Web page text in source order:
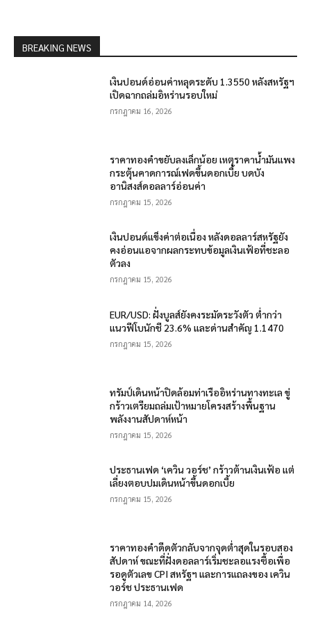
BREAKING NEWS
เงินปอนด์อ่อนค่าหลุดระดับ 1.3550 หลังสหรัฐฯ
เปิดฉากถล่มอิหร่านรอบใหม่
กรกฎาคม 16, 2026
ราคาทองคำขยับลงเล็กน้อย เหตุราคาน้ำมันแพง
กระตุ้นคาดการณ์เฟดขึ้นดอกเบี้ย บดบัง
อานิสงส์ดอลลาร์อ่อนค่า
กรกฎาคม 15, 2026
เงินปอนด์แข็งค่าต่อเนื่อง หลังดอลลาร์สหรัฐยัง
คงอ่อนแอจากผลกระทบข้อมูลเงินเฟ้อที่ชะลอ
ตัวลง
กรกฎาคม 15, 2026
EUR/USD: ฝั่งบูลส์ยังคงระมัดระวังตัว ต่ำกว่า
แนวฟีโบนักชี 23.6% และด่านสำคัญ 1.1470
กรกฎาคม 15, 2026
ทรัมป์เดินหน้าปิดล้อมท่าเรืออิหร่านทางทะเล ขู่
กร้าวเตรียมถล่มเป้าหมายโครงสร้างพื้นฐาน
พลังงานสัปดาห์หน้า
กรกฎาคม 15, 2026
ประธานเฟด ‘เควิน วอร์ช’ กร้าวต้านเงินเฟ้อ แต่
เลี่ยงตอบปมเดินหน้าขึ้นดอกเบี้ย
กรกฎาคม 15, 2026
ราคาทองคำดีดตัวกลับจากจุดต่ำสุดในรอบสอง
สัปดาห์ ขณะที่ฝั่งดอลลาร์เริ่มชะลอแรงซื้อเพื่อ
รอดูตัวเลข CPI สหรัฐฯ และการแถลงของ เควิน
วอร์ช ประธานเฟด
กรกฎาคม 14, 2026